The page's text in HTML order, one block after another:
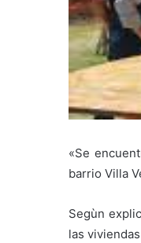
«Se
barrio Villa
Segùn
las